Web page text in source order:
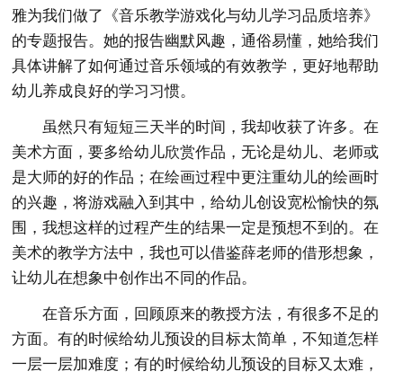
雅为我们做了《音乐教学游戏化与幼儿学习品质培养》
的专题报告。她的报告幽默风趣，通俗易懂，她给我们
具体讲解了如何通过音乐领域的有效教学，更好地帮助
幼儿养成良好的学习习惯。
虽然只有短短三天半的时间，我却收获了许多。在
美术方面，要多给幼儿欣赏作品，无论是幼儿、老师或
是大师的好的作品；在绘画过程中更注重幼儿的绘画时
的兴趣，将游戏融入到其中，给幼儿创设宽松愉快的氛
围，我想这样的过程产生的结果一定是预想不到的。在
美术的教学方法中，我也可以借鉴薛老师的借形想象，
让幼儿在想象中创作出不同的作品。
在音乐方面，回顾原来的教授方法，有很多不足的
方面。有的时候给幼儿预设的目标太简单，不知道怎样
一层一层加难度；有的时候给幼儿预设的目标又太难，